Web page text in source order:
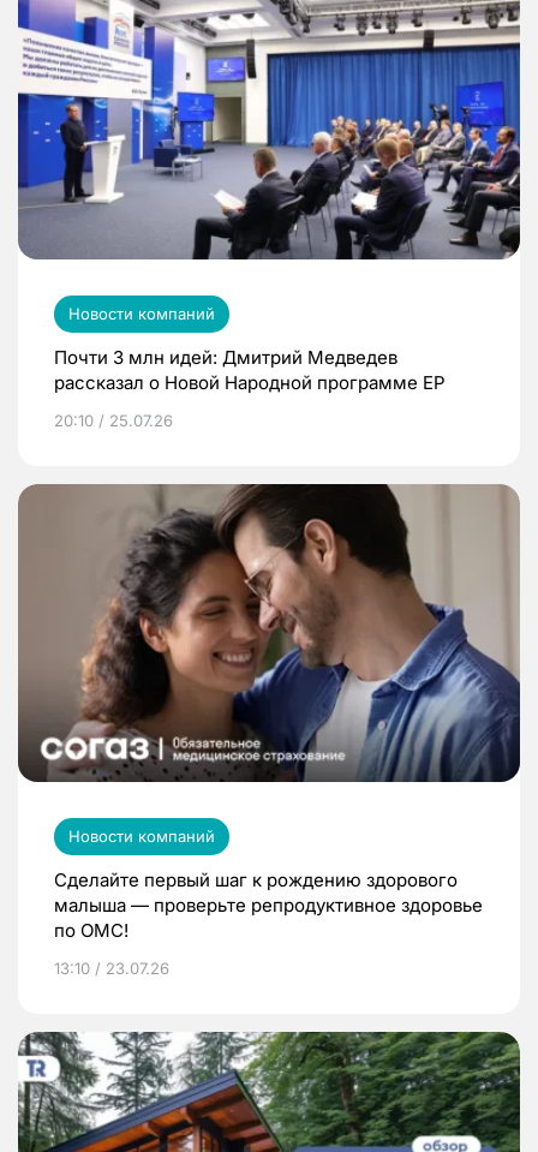
Новости компаний
Почти 3 млн идей: Дмитрий Медведев
рассказал о Новой Народной программе ЕР
20:10 / 25.07.26
Новости компаний
Сделайте первый шаг к рождению здорового
малыша — проверьте репродуктивное здоровье
по ОМС!
13:10 / 23.07.26